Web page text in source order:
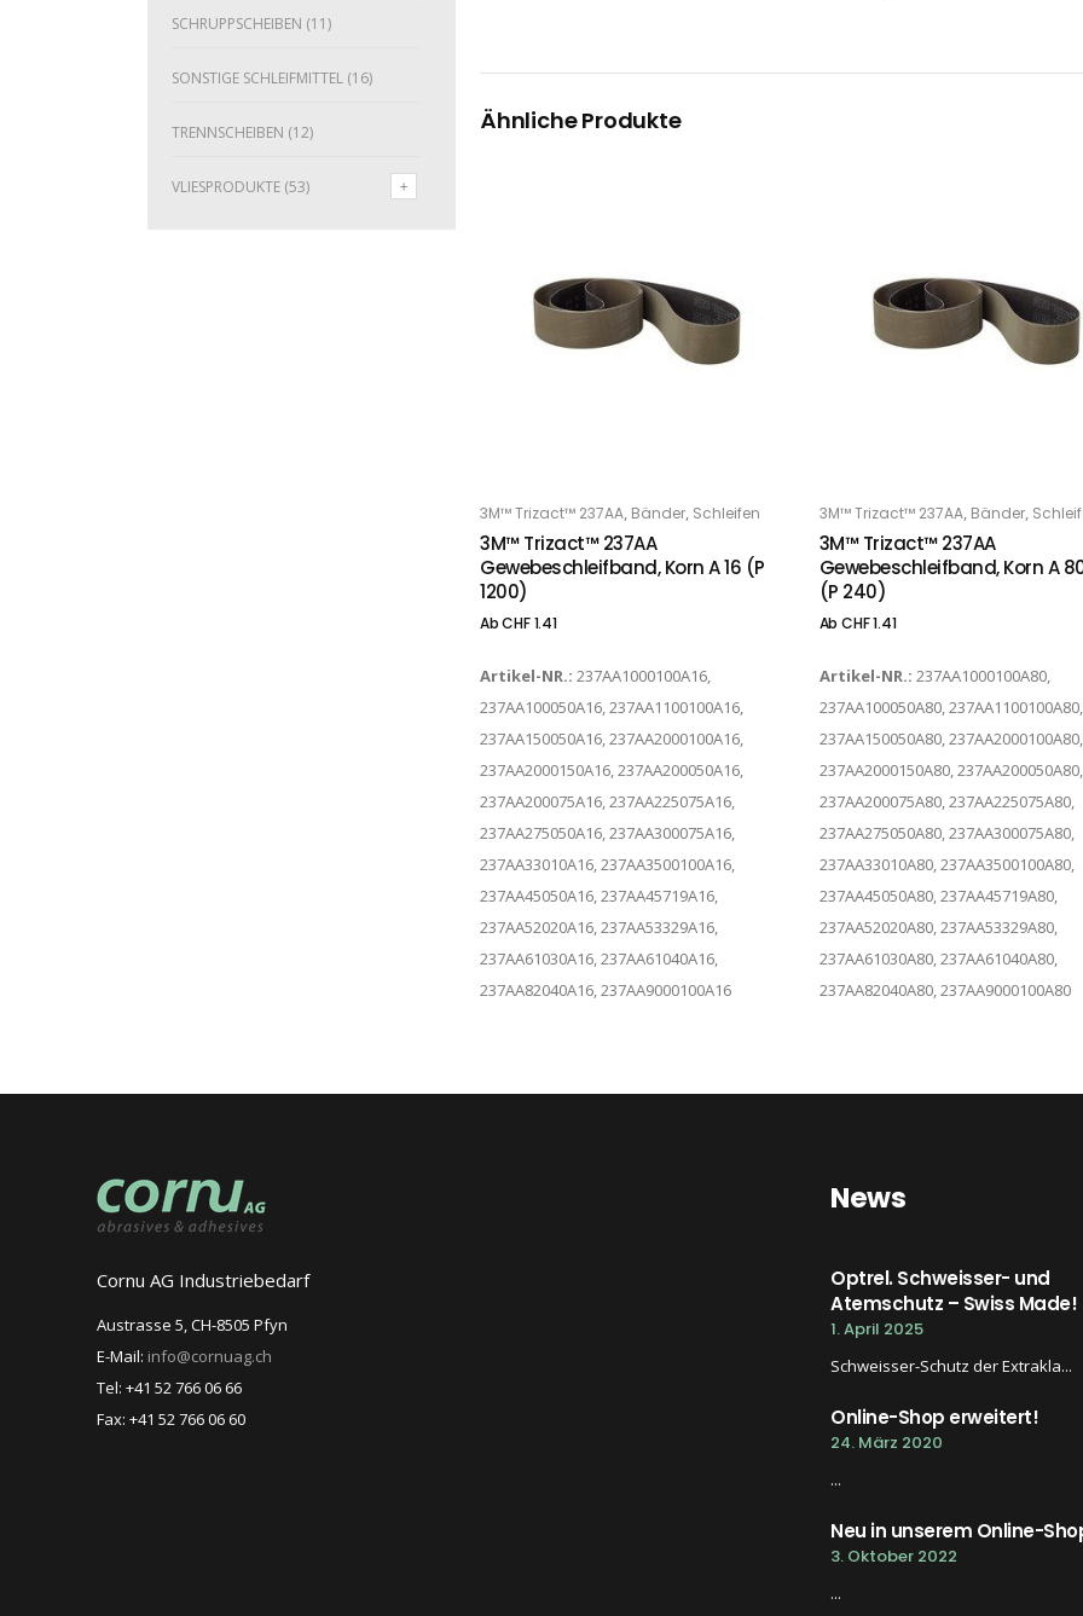
SCHRUPPSCHEIBEN (11)
SONSTIGE SCHLEIFMITTEL (16)
TRENNSCHEIBEN (12)
VLIESPRODUKTE (53)
Ähnliche Produkte
OPTIONS
3M™ Trizact™ 237AA, Bänder, Schleifen
3M™ Trizact™ 237AA
Gewebeschleifband, Korn A 16 (P
1200)
AbCHF1.41
Artikel-NR.: 237AA1000100A16,
237AA100050A16, 237AA1100100A16,
237AA150050A16, 237AA2000100A16,
237AA2000150A16, 237AA200050A16,
237AA200075A16, 237AA225075A16,
237AA275050A16, 237AA300075A16,
237AA33010A16, 237AA3500100A16,
237AA45050A16, 237AA45719A16,
237AA52020A16, 237AA53329A16,
237AA61030A16, 237AA61040A16,
237AA82040A16, 237AA9000100A16
OPTIONS
3M™ Trizact™ 237AA, Bänder,
3M™ Trizact™ 237AA
Gewebeschleifband, Korn A
(P 240)
Ab CHF1.41
Artikel-NR.: 237AA1000100A80,
237AA100050A80, 237AA1100100A80,
237AA150050A80, 237AA2000100A80,
237AA2000150A80, 237AA200050A80,
237AA200075A80, 237AA225075A80,
237AA275050A80, 237AA300075A80,
237AA33010A80, 237AA3500100A80,
237AA45050A80, 237AA45719A80,
237AA52020A80, 237AA53329A80,
237AA61030A80, 237AA61040A80,
237AA82040A80, 237AA9000100A80
Cornu AG Industriebedarf
Austrasse 5, CH-8505 Pfyn
E-Mail: info@cornuag.ch
Tel: +41 52 766 06 66
Fax: +41 52 766 06 60
News
Optrel. Schweisser- und
Atemschutz – Swiss Made!
1. April 2025
Schweisser-Schutz der Extrakla...
Online-Shop erweitert!
24. März 2020
...
Neu in unserem Online-
3. Oktober 2022
...